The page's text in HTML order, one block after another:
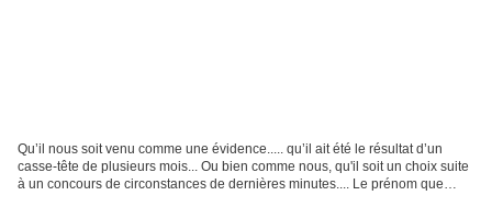
Qu’il nous soit venu comme une évidence..... qu’il ait été le résultat d’un
casse-tête de plusieurs mois... Ou bien comme nous, qu'il soit un choix suite
à un concours de circonstances de dernières minutes.... Le prénom que